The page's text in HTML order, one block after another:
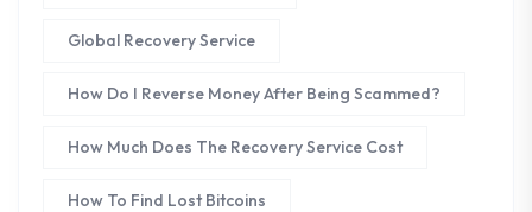
Global Recovery Service
How Do I Reverse Money After Being Scammed?
How Much Does The Recovery Service Cost
How To Find Lost Bitcoins